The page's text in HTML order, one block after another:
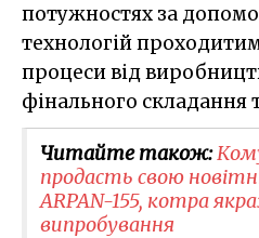
потужностях за
технологій
процеси від
фінального складання
Читайте також:
продасть свою
ARPAN-155, котра
випробування